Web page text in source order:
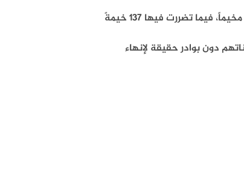
وذكر الدفاع المدني السوري إن الرياح اقتلعت نحو 67 خيمةً بشكل كامل في 14 مخيماً، فيما تضررت فيها 137 خيمةً
دون بوادر حقيقة لإنهاء